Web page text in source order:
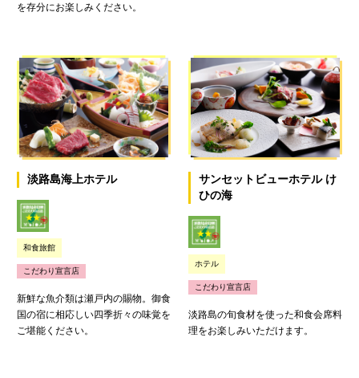
を存分にお楽しみください。
淡路島海上ホテル
和食旅館
こだわり宣言店
新鮮な魚介類は瀬戸内の賜物。御食
国の宿に相応しい四季折々の味覚を
ご堪能ください。
サンセットビューホテル け
ひの海
ホテル
こだわり宣言店
淡路島の旬食材を使った和食会席料
理をお楽しみいただけます。